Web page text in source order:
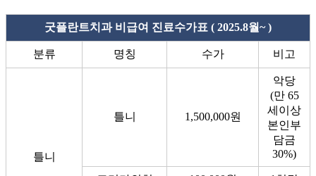
굿플란트치과 비급여 진료수가표 ( 2025.8월~ )
분류 명칭 수가 비고
틀니
틀니 1,500,000원
악당
(만 65
세이상
본인부
담금
30%)